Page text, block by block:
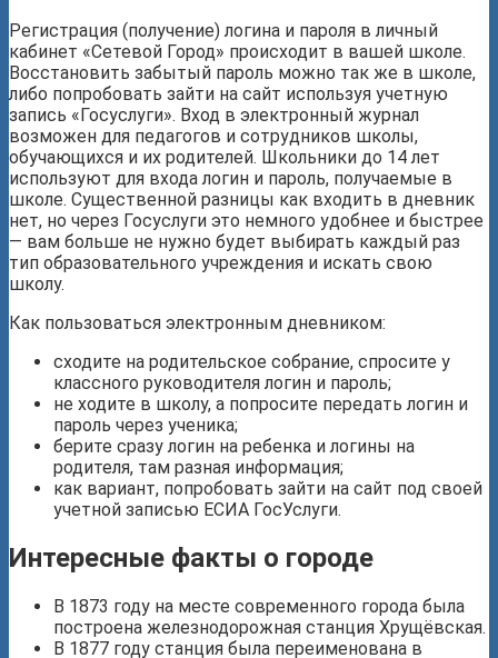
Регистрация (получение) логина и пароля в личный
кабинет «Сетевой Город» происходит в вашей школе.
Восстановить забытый пароль можно так же в школе,
либо попробовать зайти на сайт используя учетную
запись «Госуслуги». Вход в электронный журнал
возможен для педагогов и сотрудников школы,
обучающихся и их родителей. Школьники до 14 лет
используют для входа логин и пароль, получаемые в
школе. Существенной разницы как входить в дневник
нет, но через Госуслуги это немного удобнее и быстрее
— вам больше не нужно будет выбирать каждый раз
тип образовательного учреждения и искать свою
школу.
Как пользоваться электронным дневником:
сходите на родительское собрание, спросите у
классного руководителя логин и пароль;
не ходите в школу, а попросите передать логин и
пароль через ученика;
берите сразу логин на ребенка и логины на
родителя, там разная информация;
как вариант, попробовать зайти на сайт под своей
учетной записью ЕСИА ГосУслуги.
Интересные факты о городе
В 1873 году на месте современного города была
построена железнодорожная станция Хрущёвская.
В 1877 году станция была переименована в